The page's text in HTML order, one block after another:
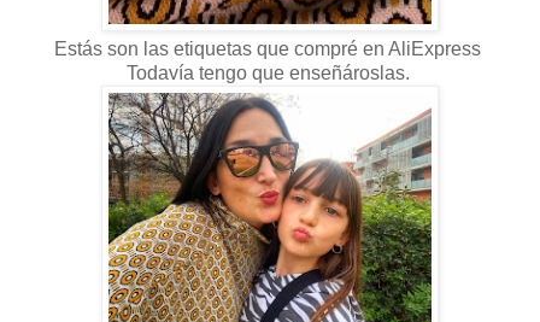
Estás son las etiquetas que compré en AliExpress
Todavía tengo que enseñároslas.